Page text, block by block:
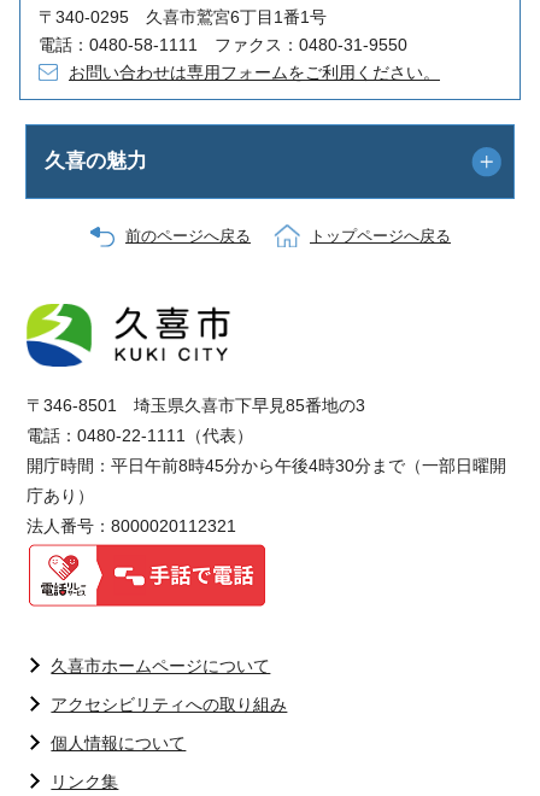
〒340-0295 久喜市鷲宮6丁目1番1号
電話：0480-58-1111 ファクス：0480-31-9550
お問い合わせは専用フォームをご利用ください。
久喜の魅力
前のページへ戻る トップページへ戻る
〒346-8501 埼玉県久喜市下早見85番地の3
電話：0480-22-1111（代表）
開庁時間：平日午前8時45分から午後4時30分まで（一部日曜開
庁あり）
法人番号：8000020112321
久喜市ホームページについて
アクセシビリティへの取り組み
個人情報について
リンク集